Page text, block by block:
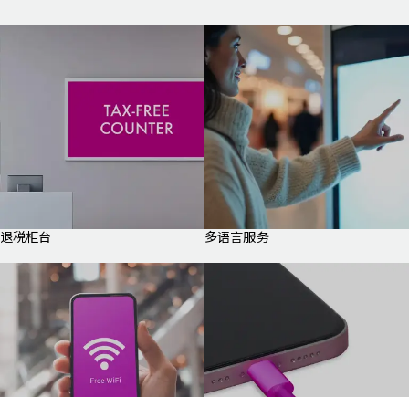
退税柜台 多语言服务